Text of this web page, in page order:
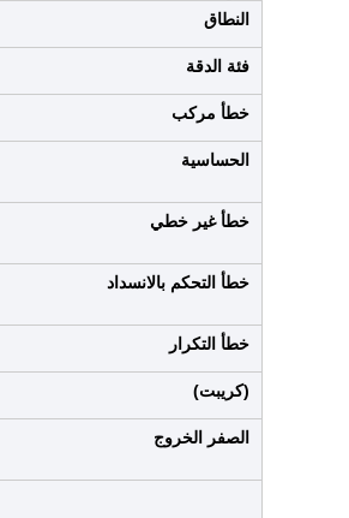
النطاق
فئة الدقة
خطأ مركب
الحساسية
خطأ غير خطي
خطأ التحكم بالانسداد
خطأ التكرار
(كريبت)
الصفر الخروج